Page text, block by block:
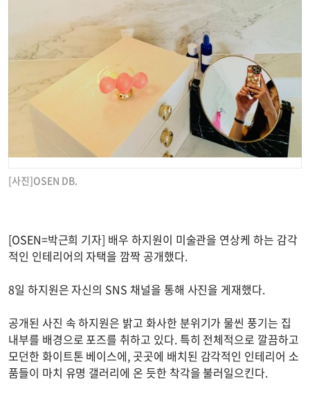
[사진]OSEN DB.
[OSEN=박근희 기자] 배우 하지원이 미술관을 연상케 하는 감각
적인 인테리어의 자택을 깜짝 공개했다.
8일 하지원은 자신의 SNS 채널을 통해 사진을 게재했다.
공개된 사진 속 하지원은 밝고 화사한 분위기가 물씬 풍기는 집
내부를 배경으로 포즈를 취하고 있다. 특히 전체적으로 깔끔하고
모던한 화이트톤 베이스에, 곳곳에 배치된 감각적인 인테리어 소
품들이 마치 유명 갤러리에 온 듯한 착각을 불러일으킨다.